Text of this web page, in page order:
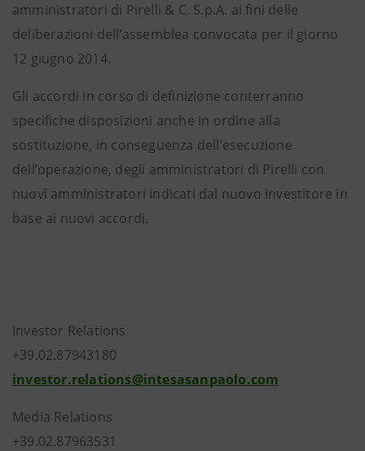
amministratori di Pirelli & C. S.p.A. ai fini delle
deliberazioni dell’assemblea convocata per il giorno
12 giugno 2014.
Gli accordi in corso di definizione conterranno
specifiche disposizioni anche in ordine alla
sostituzione, in conseguenza dell’esecuzione
dell’operazione, degli amministratori di Pirelli con
nuovi amministratori indicati dal nuovo investitore in
base ai nuovi accordi.
Investor Relations
+39.02.87943180
investor.relations@intesasanpaolo.com
Media Relations
+39.02.87963531